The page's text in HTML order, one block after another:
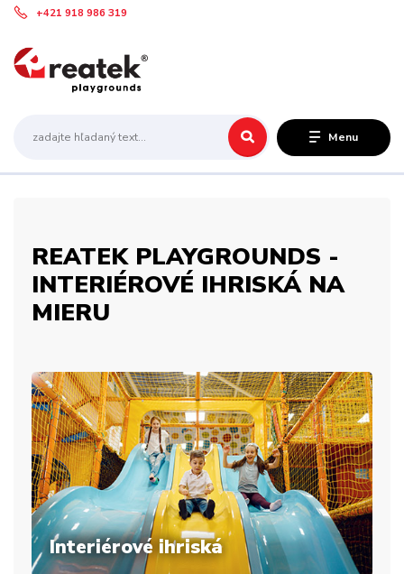
Menu
+421 918 986 319
REATEK PLAYGROUNDS -
INTERIÉROVÉ IHRISKÁ NA
MIERU
Interiérové ihriská